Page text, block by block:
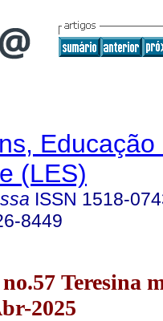
Educação
(LES)
ISSN 1518-
8449
Teresina
2025